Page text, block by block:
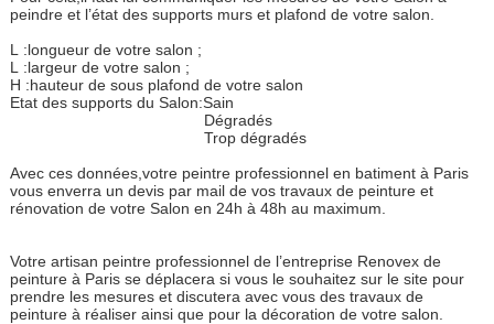
peindre et l’état des supports murs et plafond de votre salon.
L :longueur de votre salon ;
L :largeur de votre salon ;
H :hauteur de sous plafond de votre salon
Etat des supports du Salon:Sain
Dégradés
Trop dégradés
Avec ces données,votre peintre professionnel en batiment à Paris
vous enverra un devis par mail de vos travaux de peinture et
rénovation de votre Salon en 24h à 48h au maximum.
Votre artisan peintre professionnel de l’entreprise Renovex de
peinture à Paris se déplacera si vous le souhaitez sur le site pour
prendre les mesures et discutera avec vous des travaux de
peinture à réaliser ainsi que pour la décoration de votre salon.